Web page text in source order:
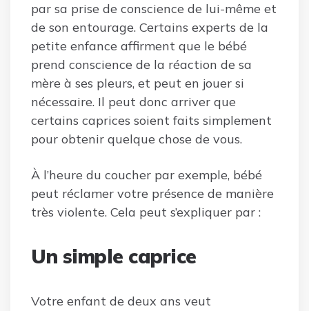
par sa prise de conscience de lui-même et
de son entourage. Certains experts de la
petite enfance affirment que le bébé
prend conscience de la réaction de sa
mère à ses pleurs, et peut en jouer si
nécessaire. Il peut donc arriver que
certains caprices soient faits simplement
pour obtenir quelque chose de vous.
À l’heure du coucher par exemple, bébé
peut réclamer votre présence de manière
très violente. Cela peut s’expliquer par :
Un simple caprice
Votre enfant de deux ans veut